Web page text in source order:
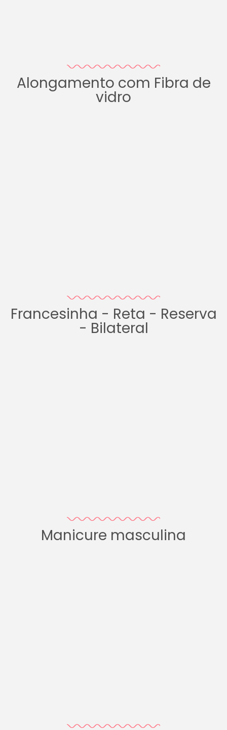
Alongamento com Fibra de
vidro
Francesinha - Reta - Reserva
- Bilateral
Manicure masculina